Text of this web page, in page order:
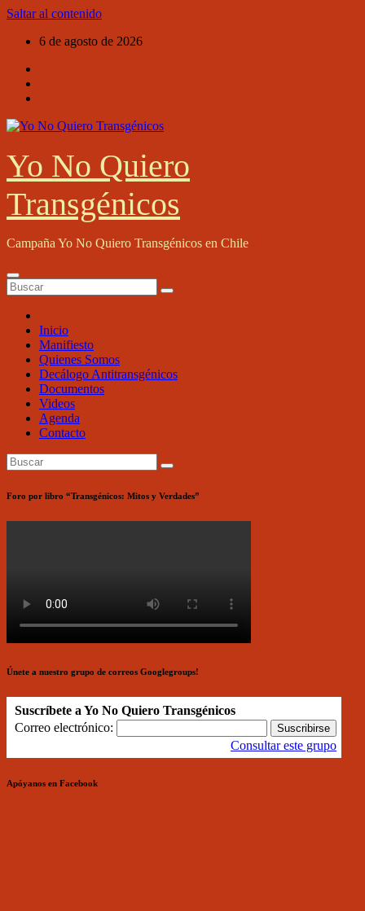
Saltar al contenido
6 de agosto de 2026
Yo No Quiero
Transgénicos
Campaña Yo No Quiero Transgénicos en Chile
Inicio
Manifiesto
Quienes Somos
Decálogo Antitransgénicos
Documentos
Videos
Agenda
Contacto
Foro por libro “Transgénicos: Mitos y Verdades”
Únete a nuestro grupo de correos Googlegroups!
Suscríbete a Yo No Quiero Transgénicos
Correo electrónico:
Consultar este grupo
Apóyanos en Facebook